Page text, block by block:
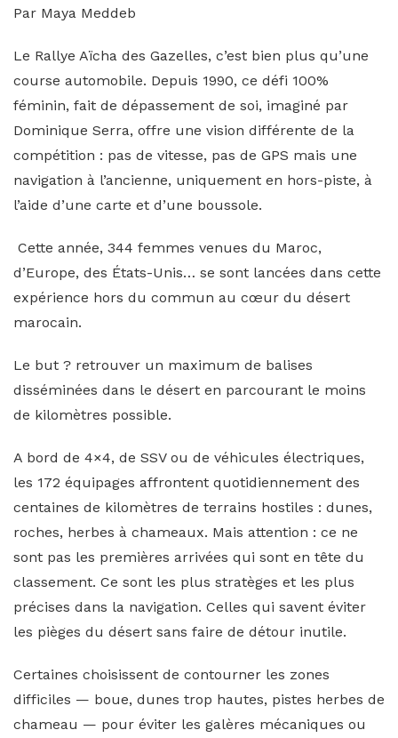
Par Maya Meddeb
Le Rallye Aïcha des Gazelles, c’est bien plus qu’une
course automobile. Depuis 1990, ce défi 100%
féminin, fait de dépassement de soi, imaginé par
Dominique Serra, offre une vision différente de la
compétition : pas de vitesse, pas de GPS mais une
navigation à l’ancienne, uniquement en hors-piste, à
l’aide d’une carte et d’une boussole.
Cette année, 344 femmes venues du Maroc,
d’Europe, des États-Unis… se sont lancées dans cette
expérience hors du commun au cœur du désert
marocain.
Le but ? retrouver un maximum de balises
disséminées dans le désert en parcourant le moins
de kilomètres possible.
A bord de 4×4, de SSV ou de véhicules électriques,
les 172 équipages affrontent quotidiennement des
centaines de kilomètres de terrains hostiles : dunes,
roches, herbes à chameaux. Mais attention : ce ne
sont pas les premières arrivées qui sont en tête du
classement. Ce sont les plus stratèges et les plus
précises dans la navigation. Celles qui savent éviter
les pièges du désert sans faire de détour inutile.
Certaines choisissent de contourner les zones
difficiles — boue, dunes trop hautes, pistes herbes de
chameau — pour éviter les galères mécaniques ou